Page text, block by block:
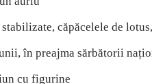
stabilizate, căpăcelele de
în preajma sărbătorii